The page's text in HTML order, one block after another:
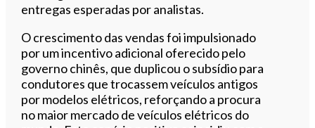
entregas esperadas por analistas.
O crescimento das vendas foi impulsionado
por um incentivo adicional oferecido pelo
governo chinês, que duplicou o subsídio para
condutores que trocassem veículos antigos
por modelos elétricos, reforçando a procura
no maior mercado de veículos elétricos do